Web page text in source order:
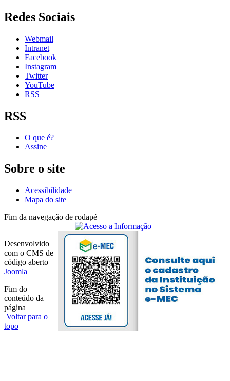
Redes Sociais
Webmail
Intranet
Facebook
Instagram
Twitter
YouTube
RSS
RSS
O que é?
Assine
Sobre o site
Acessibilidade
Mapa do site
Fim da navegação de rodapé
Desenvolvido
com o CMS de
código aberto
Joomla
Fim do
conteúdo da
página
Voltar para o
topo